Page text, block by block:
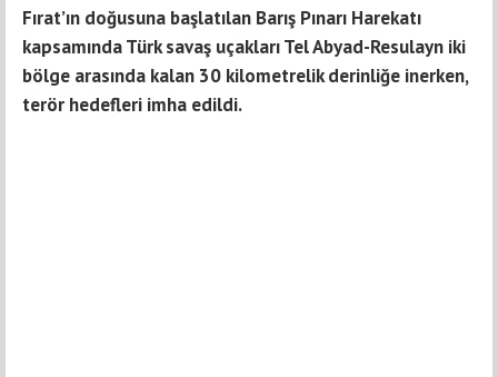
Fırat’ın doğusuna başlatılan Barış Pınarı Harekatı
kapsamında Türk savaş uçakları Tel Abyad-Resulayn iki
bölge arasında kalan 30 kilometrelik derinliğe inerken,
terör hedefleri imha edildi.